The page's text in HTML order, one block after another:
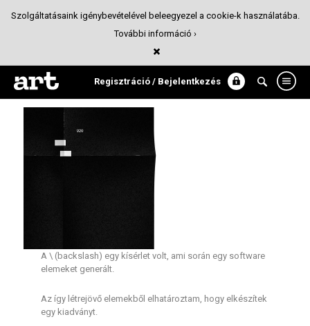
Regisztráció / Bejelentkezés
\ (backslash)
Kiadványtervezés
A \ (backslash) egy kísérlet volt, ami során egy software
elemeket generált.
Az így létrejövő elemekből elhatároztam, hogy elkészítek
egy kiadványt.
Szolgáltatásaink igénybevételével beleegyezel a cookie-k használatába.
További információ ›